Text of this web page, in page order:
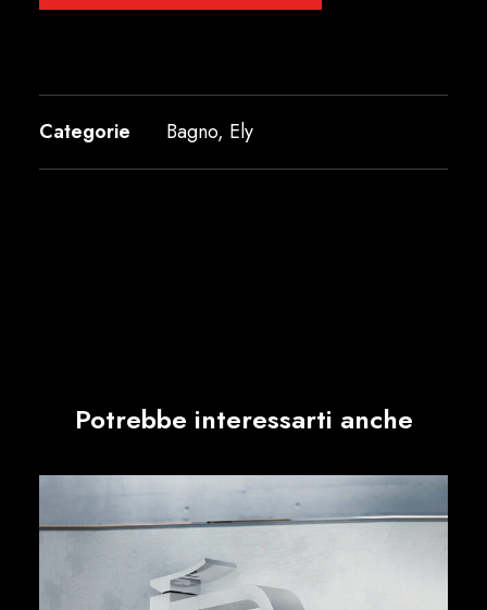
Categorie Bagno, Ely
Potrebbe interessarti anche